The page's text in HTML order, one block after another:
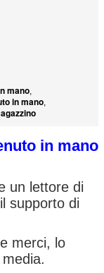
mano,
in mano,
in mano
un lettore di
supporto di
merci, lo